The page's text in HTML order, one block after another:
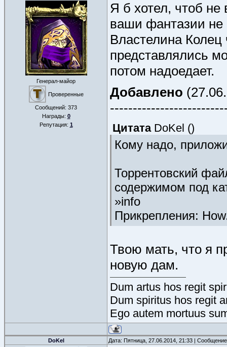
Генерал-майор
Проверенные
Сообщений: 373
Награды: 0
Репутация: 1
Я б хотел, чтоб не
ваши фантазии не
Властелина
представлялись
потом надоедает.
Добавлено
Цитата DoKel ()
Кому надо,
Торрентовский
содержимом под
»info
Прикрепления:
Твою мать, что я
новую дам.
Dum artus hos regit
Dum spiritus hos regit
Ego autem mortuus
DoKel Дата: Пятница, 27.06.2014, 21:33 |